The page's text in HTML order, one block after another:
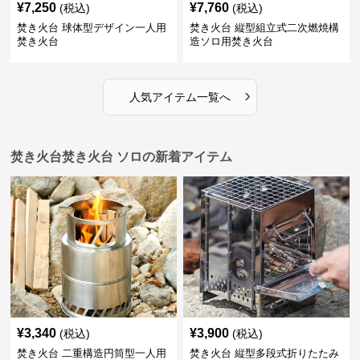
¥7,250 (税込)
焚き火台 球体型デザイン一人用
焚き火台
¥7,760 (税込)
焚き火台 縦型組立式二次燃焼構
造ソロ用焚き火台
人気アイテム一覧へ ›
焚き火台焚き火台 ソロの新着アイテム
¥3,340 (税込)
焚き火台 二重構造円筒型一人用
¥3,900 (税込)
焚き火台 縦型多段式折りたたみ